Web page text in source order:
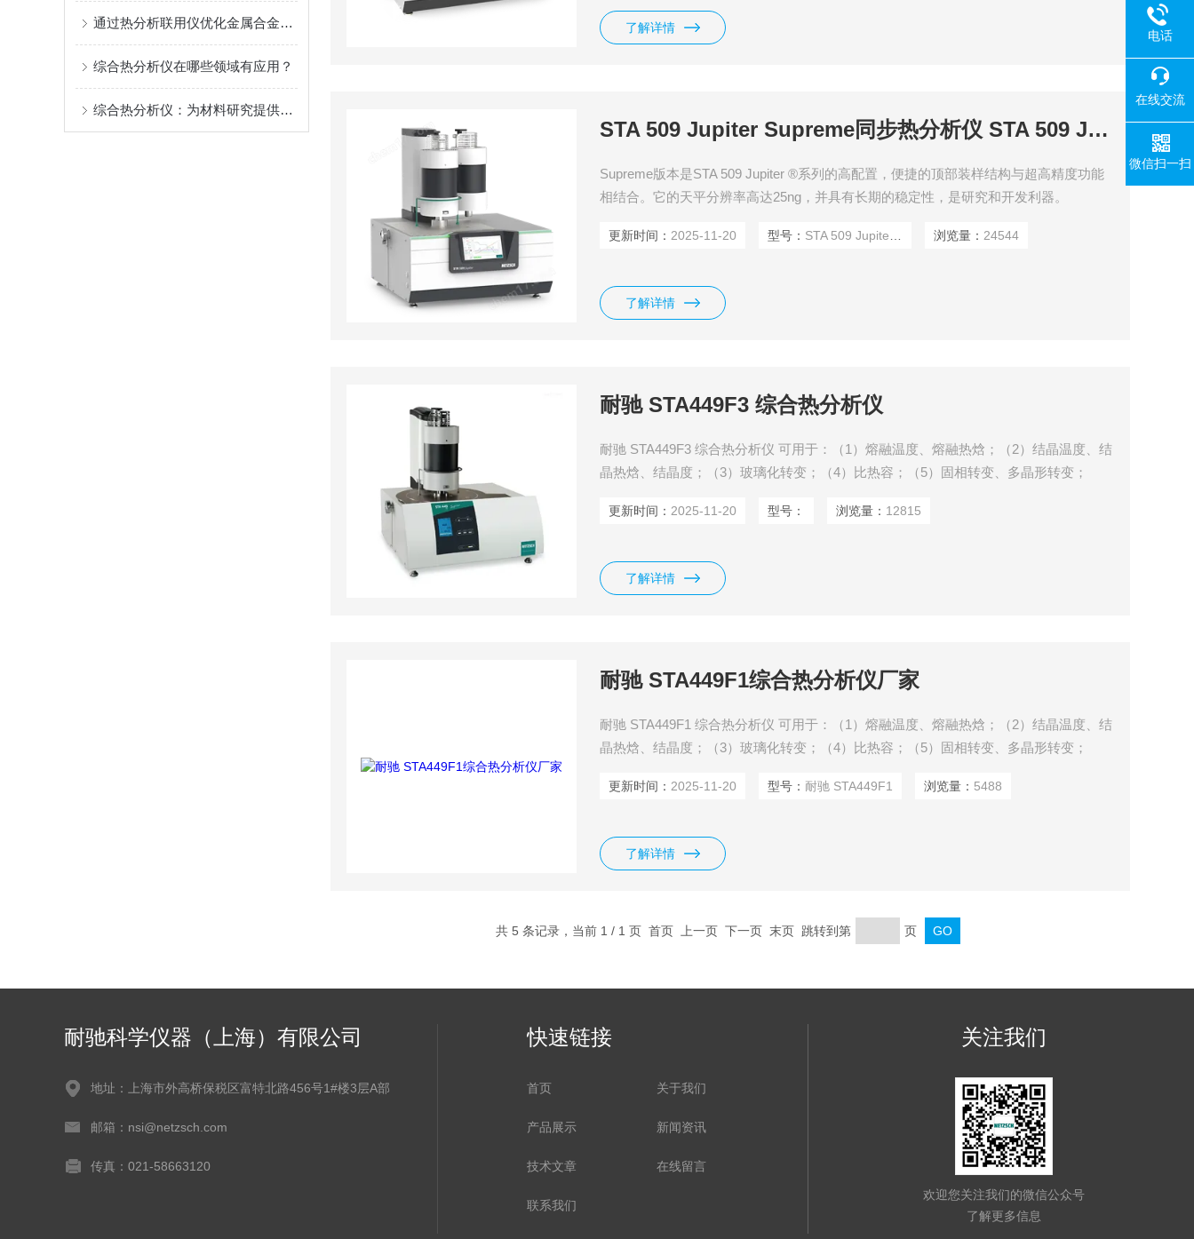
通过热分析联用仪优化金属合金性能
综合热分析仪在哪些领域有应用？
综合热分析仪：为材料研究提供解决方案
了解详情
STA 509 Jupiter Supreme同步热分析仪 STA 509 Jupiter
Supreme版本是STA 509 Jupiter ®系列的高配置，便捷的顶部装样结构与超高精度功能
相结合。它的天平分辨率高达25ng，并具有长期的稳定性，是研究和开发利器。
更新时间： 2025-11-20 型号： STA 509 Jupiter Supreme 浏览量： 24544
了解详情
耐驰 STA449F3 综合热分析仪
耐驰 STA449F3 综合热分析仪 可用于：（1）熔融温度、熔融热焓；（2）结晶温度、结
晶热焓、结晶度；（3）玻璃化转变；（4）比热容；（5）固相转变、多晶形转变；
吸、氧化与还原；（10）成分分析；（11）添加剂、水分与挥发物测量；（12）反应动
更新时间： 2025-11-20 型号： 浏览量： 12815
了解详情
耐驰 STA449F1综合热分析仪厂家
耐驰 STA449F1 综合热分析仪 可用于：（1）熔融温度、熔融热焓；（2）结晶温度、结
晶热焓、结晶度；（3）玻璃化转变；（4）比热容；（5）固相转变、多晶形转变；
吸、氧化与还原；（10）成分分析；（11）添加剂、水分与挥发物测量；（12）反应动
更新时间： 2025-11-20 型号： 耐驰 STA449F1 浏览量： 5488
了解详情
共 5 条记录，当前 1 / 1 页 首页 上一页 下一页 末页 跳转到第 页
耐驰科学仪器（上海）有限公司
地址：上海市外高桥保税区富特北路456号1#楼3层A部
邮箱：nsi@netzsch.com
传真：021-58663120
快速链接
首页 关于我们
产品展示 新闻资讯
技术文章 在线留言
联系我们
关注我们
欢迎您关注我们的微信公众号
了解更多信息
电话
在线交流
微信扫一扫